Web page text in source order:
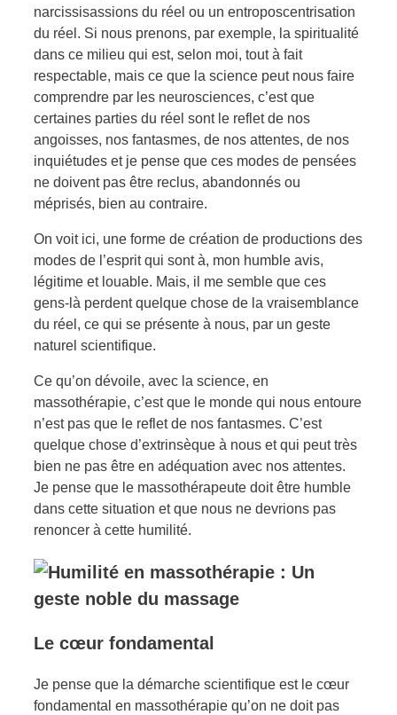
narcissisassions du réel ou un entroposcentrisation
du réel. Si nous prenons, par exemple, la spiritualité
dans ce milieu qui est, selon moi, tout à fait
respectable, mais ce que la science peut nous faire
comprendre par les neurosciences, c’est que
certaines parties du réel sont le reflet de nos
angoisses, nos fantasmes, de nos attentes, de nos
inquiétudes et je pense que ces modes de pensées
ne doivent pas être reclus, abandonnés ou
méprisés, bien au contraire.
On voit ici, une forme de création de productions des
modes de l’esprit qui sont à, mon humble avis,
légitime et louable. Mais, il me semble que ces
gens-là perdent quelque chose de la vraisemblance
du réel, ce qui se présente à nous, par un geste
naturel scientifique.
Ce qu’on dévoile, avec la science, en
massothérapie, c’est que le monde qui nous entoure
n’est pas que le reflet de nos fantasmes. C’est
quelque chose d’extrinsèque à nous et qui peut très
bien ne pas être en adéquation avec nos attentes.
Je pense que le massothérapeute doit être humble
dans cette situation et que nous ne devrions pas
renoncer à cette humilité.
Le cœur fondamental
Je pense que la démarche scientifique est le cœur
fondamental en massothérapie qu’on ne doit pas